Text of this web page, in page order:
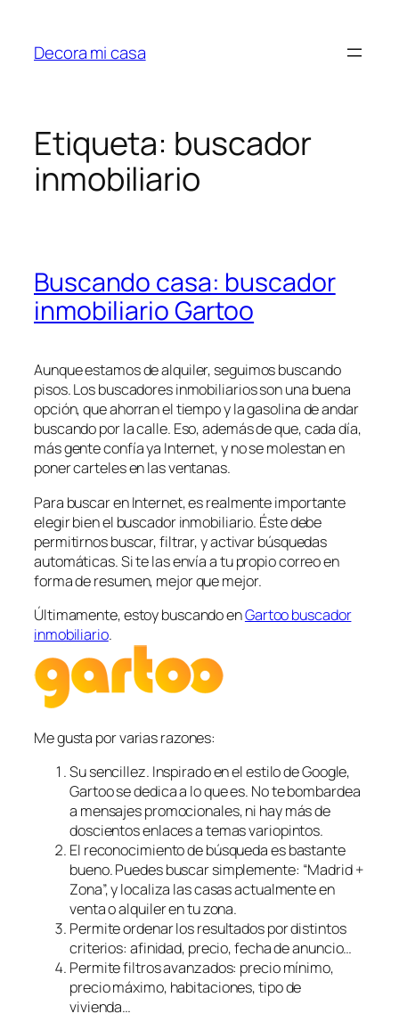
contenido
Decora mi casa
Etiqueta: buscador
inmobiliario
Buscando casa: buscador
inmobiliario Gartoo
Aunque estamos de alquiler, seguimos buscando
pisos. Los buscadores inmobiliarios son una buena
opción, que ahorran el tiempo y la gasolina de andar
buscando por la calle. Eso, además de que, cada día,
más gente confía ya Internet, y no se molestan en
poner carteles en las ventanas.
Para buscar en Internet, es realmente importante
elegir bien el buscador inmobiliario. Éste debe
permitirnos buscar, filtrar, y activar búsquedas
automáticas. Si te las envía a tu propio correo en
forma de resumen, mejor que mejor.
Últimamente, estoy buscando enGartoo buscador
inmobiliario.
Me gusta por varias razones:
Su sencillez. Inspirado en el estilo de Google,
Gartoo se dedica a lo que es. No te bombardea
a mensajes promocionales, ni hay más de
doscientos enlaces a temas variopintos.
El reconocimiento de búsqueda es bastante
bueno. Puedes buscar simplemente: “Madrid +
Zona”, y localiza las casas actualmente en
venta o alquiler en tu zona.
Permite ordenar los resultados por distintos
criterios: afinidad, precio, fecha de anuncio…
Permite filtros avanzados: precio mínimo,
precio máximo, habitaciones, tipo de
vivienda…